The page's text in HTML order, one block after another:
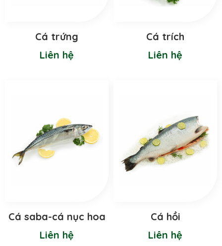
Cá trứng
Liên hệ
Cá trích
Liên hệ
Cá saba-cá nục hoa
Liên hệ
Cá hồi
Liên hệ